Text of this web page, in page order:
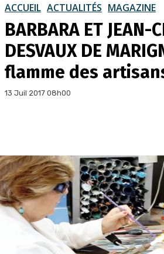
ACCUEIL ACTUALITÉS MAGAZINE
BARBARA ET JEAN-
DESVAUX DE
flamme des
13 Juil 2017 08h00